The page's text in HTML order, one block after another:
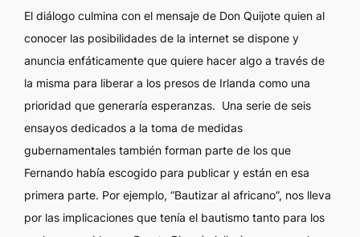
El diálogo culmina con el mensaje de Don Quijote quien al
conocer las posibilidades de la internet se dispone y
anuncia enfáticamente que quiere hacer algo a través de
la misma para liberar a los presos de Irlanda como una
prioridad que generaría esperanzas. Una serie de seis
ensayos dedicados a la toma de medidas
gubernamentales también forman parte de los que
Fernando había escogido para publicar y están en esa
primera parte. Por ejemplo, “Bautizar al africano”, nos lleva
por las implicaciones que tenía el bautismo tanto para los